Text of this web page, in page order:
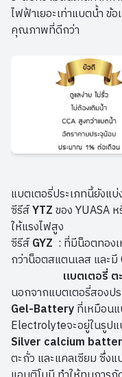
ไฟฟ้าเยอะเท่าแบตน้ำ ข้
คุณภาพที่ดีกว่า
แบตเตอรี่ประเภทนี้ยังแ
ซีรีส์YTZของ YUASA
ให้แรงไฟสูง
ซีรีส์GYZ : ที่มีน็อตทอง
กว่าน็อตสแตนเลส และ
แบตเตอรี่
นอกจากแบตเตอรี่สองป
Gel-Batteryที่เหมือน
Electrolyteจะอยู่ในรูปแ
Silver calcium
ตะกั่ว และแคลเซียม ซึ่ง